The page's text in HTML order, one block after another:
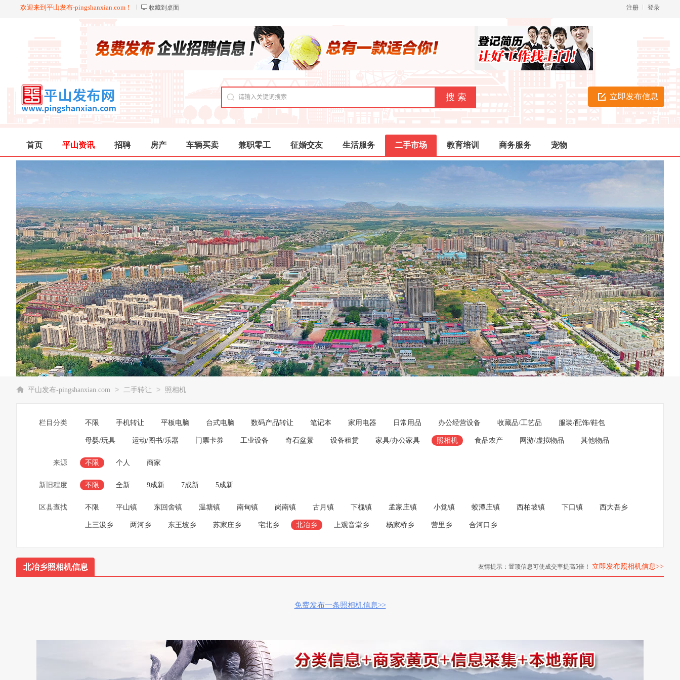
欢迎来到平山发布-pingshanxian.com！ 收藏到桌面 登录
注册
立即发布信息
首页 平山资讯 招聘 房产 车辆买卖 兼职零工 征婚交友 生活服务 二手市场 教育培训 商务服务 宠物
平山发布-pingshanxian.com > 二手转让 > 照相机
栏目分类 不限 手机转让 平板电脑 台式电脑 数码产品转让 笔记本 家用电器 日常用品 办公经营设备 收藏品/工艺品 服装/配饰/鞋包
母婴/玩具 运动/图书/乐器 门票卡券 工业设备 奇石盆景 设备租赁 家具/办公家具 照相机 食品农产 网游/虚拟物品 其他物品
来源 不限 个人 商家
新旧程度 不限 全新 9成新 7成新 5成新
区县查找 不限 平山镇 东回舍镇 温塘镇 南甸镇 岗南镇 古月镇 下槐镇 孟家庄镇 小觉镇 蛟潭庄镇 西柏坡镇 下口镇 西大吾乡
上三汲乡 两河乡 东王坡乡 苏家庄乡 宅北乡 北冶乡 上观音堂乡 杨家桥乡 营里乡 合河口乡
北冶乡照相机信息 友情提示：置顶信息可使成交率提高5倍！ 立即发布照相机信息>>
免费发布一条照相机信息>>